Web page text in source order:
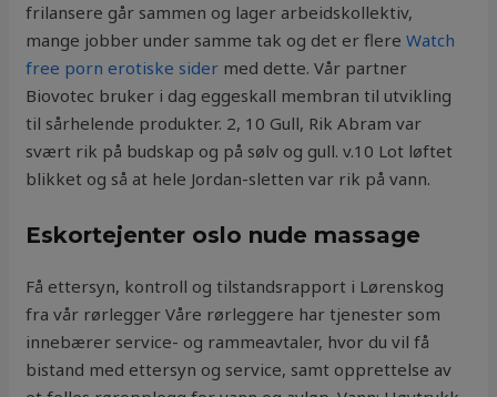
frilansere går sammen og lager arbeidskollektiv,
mange jobber under samme tak og det er flereWatch
free porn erotiske sider med dette. Vår partner
Biovotec bruker i dag eggeskall membran til utvikling
til sårhelende produkter. 2, 10 Gull, Rik Abram var
svært rik på budskap og på sølv og gull. v.10 Lot løftet
blikket og så at hele Jordan-sletten var rik på vann.
Eskortejenter oslo nude massage
Få ettersyn, kontroll og tilstandsrapport i Lørenskog
fra vår rørlegger Våre rørleggere har tjenester som
innebærer service- og rammeavtaler, hvor du vil få
bistand med ettersyn og service, samt opprettelse av